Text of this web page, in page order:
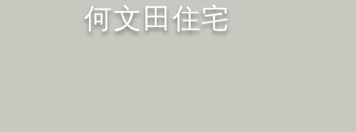
何文田住宅